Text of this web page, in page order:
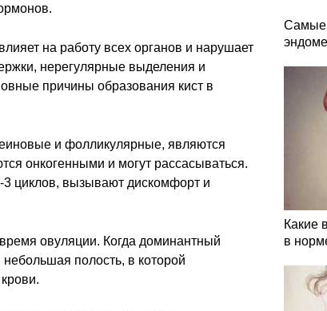
на работу всех органов и нарушает
нерегулярные выделения и
причины образования кист в
и фолликулярные, являются
онкогенными и могут рассасываться.
3 циклов, вызывают дискомфорт и
овуляции. Когда доминантный
полость, в которой
Самые
Какие
в